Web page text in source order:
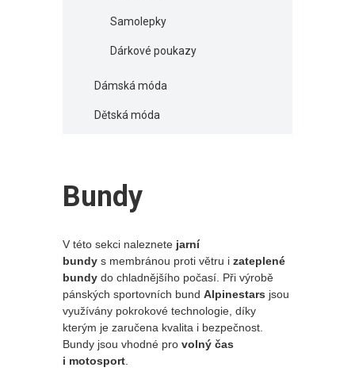
Samolepky
Dárkové poukazy
Dámská móda
Dětská móda
Bundy
V této sekci naleznete jarní
bundy s membránou proti větru i zateplené
bundy do chladnějšího počasí. Při výrobě
pánských sportovních bund Alpinestars jsou
využívány pokrokové technologie, díky
kterým je zaručena kvalita i bezpečnost.
Bundy jsou vhodné pro volný čas
i motosport.